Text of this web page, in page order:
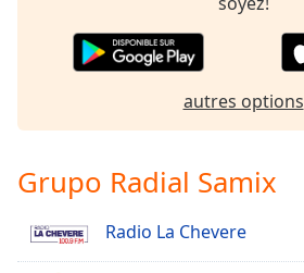
Background
Opacity
autres options
Grupo Radial Samix
Radio La Chevere